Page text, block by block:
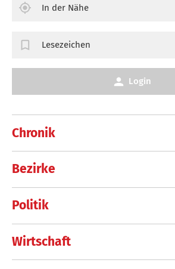
Chronik
Bezirke
Politik
Wirtschaft
In der Nähe
Lesezeichen
Login